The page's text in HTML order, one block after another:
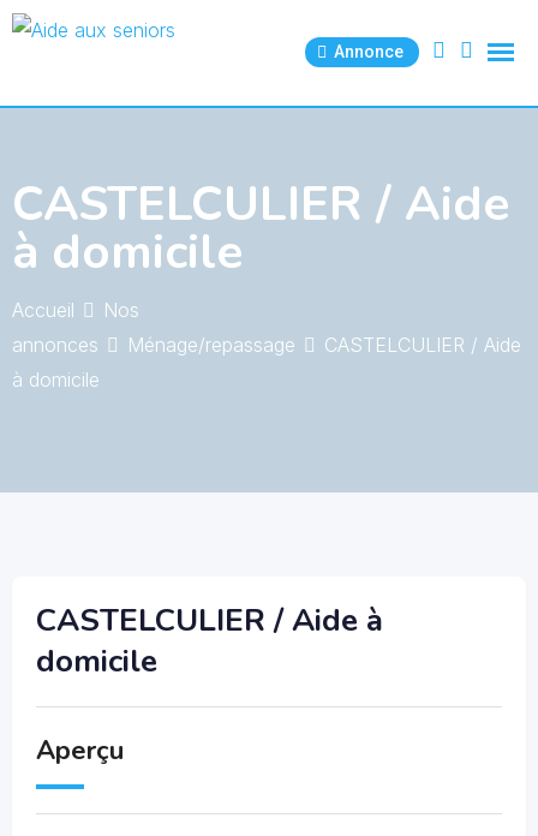
Skip
Annonce
CASTELCULIER / Aide
à domicile
Accueil
Nos
annonces
Ménage/repassage
CASTELCULIER / Aide
à domicile
CASTELCULIER / Aide à
domicile
Aperçu